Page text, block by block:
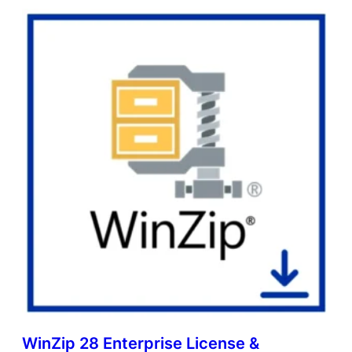
WinZip 28 Enterprise License &